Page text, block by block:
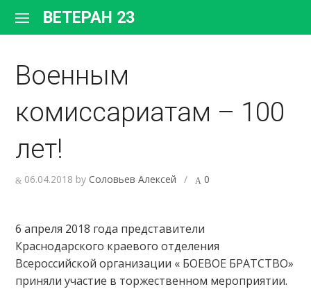
содержимому
ВЕТЕРАН 23
Военным
комиссариатам – 100
лет!
06.04.2018 byСоловьев Алексей / 0
6 апреля 2018 года представители
Краснодарского краевого отделения
Всероссийской организации « БОЕВОЕ БРАТСТВО»
приняли участие в торжественном мероприятии.